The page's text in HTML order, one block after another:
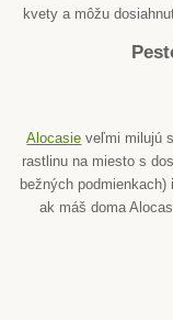
kvety a môžu
Alocasie veľmi milujú
rastlinu na miesto s
bežných
ak máš doma